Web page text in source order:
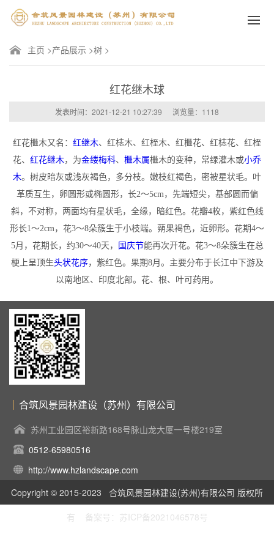
主页 >产品展示 >树 >
红花继木球
发表时间：2021-12-21 10:27:39 浏览量：1118
红花檵木又名： 红继木、红梽木、红桎木、红檵花、红梽花、红桎
花、 红花继木 ，为金缕梅科、 檵木属檵木的变种，常绿灌木或小乔
木。树皮暗灰或浅灰褐色，多分枝。嫩枝红褐色，密被星状毛。叶
革质互生，卵圆形或椭圆形，长2～5cm，先端短尖，基部圆而偏
斜，不对称，两面均有星状毛，全缘，暗红色。花瓣4枚，紫红色线
形长1～2cm，花3～8朵簇生于小枝端。蒴果褐色，近卵形。花期4～
5月，花期长，约30～40天，
国庆节能再次开花。花3～8朵簇生在总
梗上呈顶生头状花序，紫红色。果期8月。主要分布于长江中下游及
以南地区、印度北部。花、根、叶可药用。
合筑风景园林建设（苏州）有限公司
苏州工业园区裕新路168号脉山龙大厦一号楼219室
0512-65980516
http://www.hzlandscape.com
Copyright © 2015-2023 合筑风景园林建设(苏州)有限公司 版权所
有 备案号：苏ICP备2021046578号